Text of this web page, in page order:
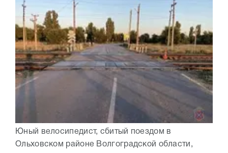
Юный велосипедист, сбитый поездом в
Ольховском районе Волгоградской области,